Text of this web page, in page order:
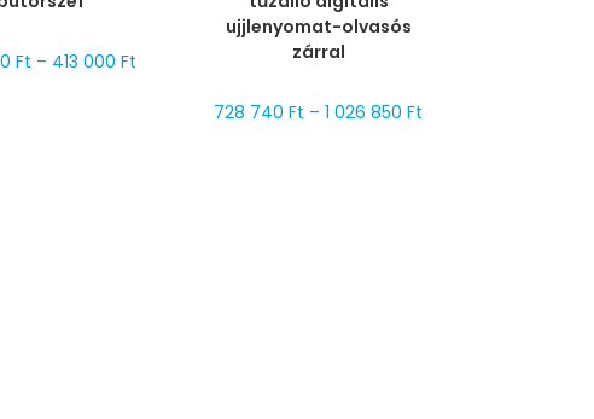
Ft – 413 000Ft
ujjlenyomat-olvasós
zárral
728 740Ft –1 026 850Ft